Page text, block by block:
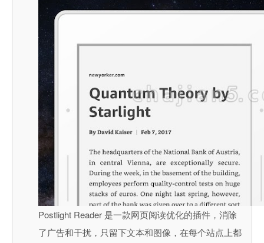
Postlight Reader 是一款网页阅读优化的插件，消除
了广告和干扰，只留下文本和图像，在每个站点上都